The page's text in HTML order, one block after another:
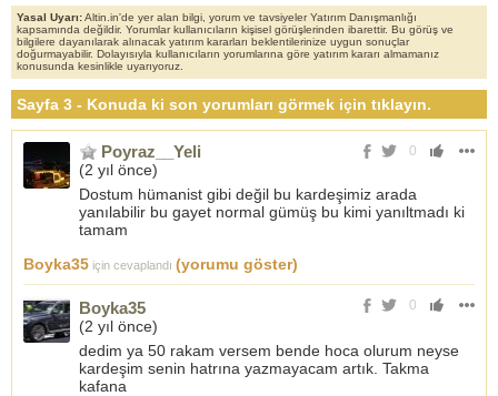
Yasal Uyarı:Altin.in'de yer alan bilgi, yorum ve tavsiyeler Yatırım Danışmanlığı
kapsamında değildir. Yorumlar kullanıcıların kişisel görüşlerinden ibarettir. Bu görüş ve
bilgilere dayanılarak alınacak yatırım kararları beklentilerinize uygun sonuçlar
doğurmayabilir. Dolayısıyla kullanıcıların yorumlarına göre yatırım kararı almamanız
konusunda kesinlikle uyarıyoruz.
Sayfa 3 - Konuda ki son yorumları görmek için tıklayın.
0
Poyraz__Yeli
(2 yıl önce)
Dostum hümanist gibi değil bu kardeşimiz arada
yanılabilir bu gayet normal gümüş bu kimi yanıltmadı ki
tamam
Boyka35 için cevaplandı (yorumu göster)
0
Boyka35
(2 yıl önce)
dedim ya 50 rakam versem bende hoca olurum neyse
kardeşim senin hatrına yazmayacam artık. Takma
kafana